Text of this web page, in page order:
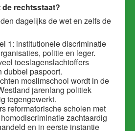
de rechtsstaat?
dagelijks de wet en zelfs de
1: institutionele discriminatie
politie en leger.
toeslagenslachtoffers
dubbel paspoort.
moslimschool wordt in de
jarenlang politiek
tegengewerkt.
reformatorische scholen met
zachtaardig
en in eerste instantie